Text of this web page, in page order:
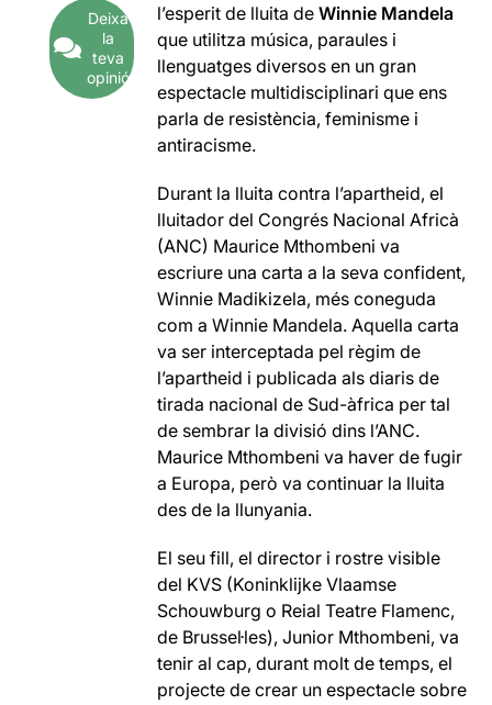
Deixa
la
teva
opinió
l’esperit de lluita deWinnie Mandela
que utilitza música, paraules i
llenguatges diversos en un gran
espectacle multidisciplinari que ens
parla de resistència, feminisme i
antiracisme.
Durant la lluita contra l’apartheid, el
lluitador del Congrés Nacional Africà
(ANC) Maurice Mthombeni va
escriure una carta a la seva confident,
Winnie Madikizela, més coneguda
com a Winnie Mandela. Aquella carta
va ser interceptada pel règim de
l’apartheid i publicada als diaris de
tirada nacional de Sud-àfrica per tal
de sembrar la divisió dins l’ANC.
Maurice Mthombeni va haver de fugir
a Europa, però va continuar la lluita
des de la llunyania.
El seu fill, el director i rostre visible
del KVS (Koninklijke Vlaamse
Schouwburg o Reial Teatre Flamenc,
de Brussel·les), Junior Mthombeni, va
tenir al cap, durant molt de temps, el
projecte de crear un espectacle sobre